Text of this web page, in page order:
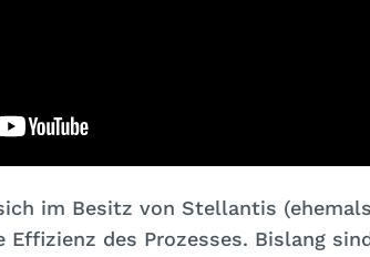
im Besitz von Stellantis
Effizienz des Prozesses. Bislang